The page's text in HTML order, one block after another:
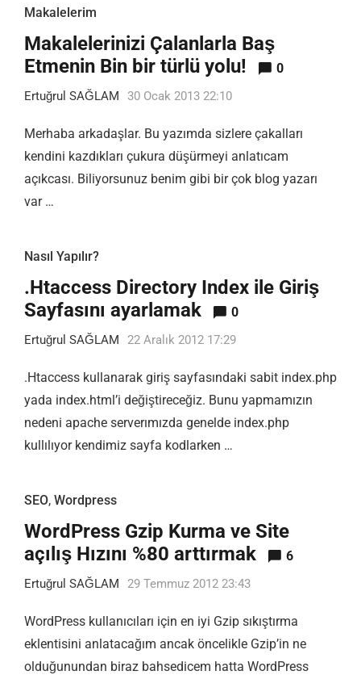
Makalelerim
Makalelerinizi Çalanlarla Baş
Etmenin Bin bir türlü yolu!
0
Ertuğrul SAĞLAM 30 Ocak 2013 22:10
Merhaba arkadaşlar. Bu yazımda sizlere çakalları
kendini kazdıkları çukura düşürmeyi anlatıcam
açıkcası. Biliyorsunuz benim gibi bir çok blog yazarı
var …
Nasıl Yapılır?
.Htaccess Directory Index ile Giriş
Sayfasını ayarlamak
0
Ertuğrul SAĞLAM 22 Aralık 2012 17:29
.Htaccess kullanarak giriş sayfasındaki sabit index.php
yada index.html’i değiştireceğiz. Bunu yapmamızın
nedeni apache serverımızda genelde index.php
kullılıyor kendimiz sayfa kodlarken …
SEO, Wordpress
WordPress Gzip Kurma ve Site
açılış Hızını %80 arttırmak
6
Ertuğrul SAĞLAM 29 Temmuz 2012 23:43
WordPress kullanıcıları için en iyi Gzip sıkıştırma
eklentisini anlatacağım ancak öncelikle Gzip’in ne
olduğunundan biraz bahsedicem hatta WordPress